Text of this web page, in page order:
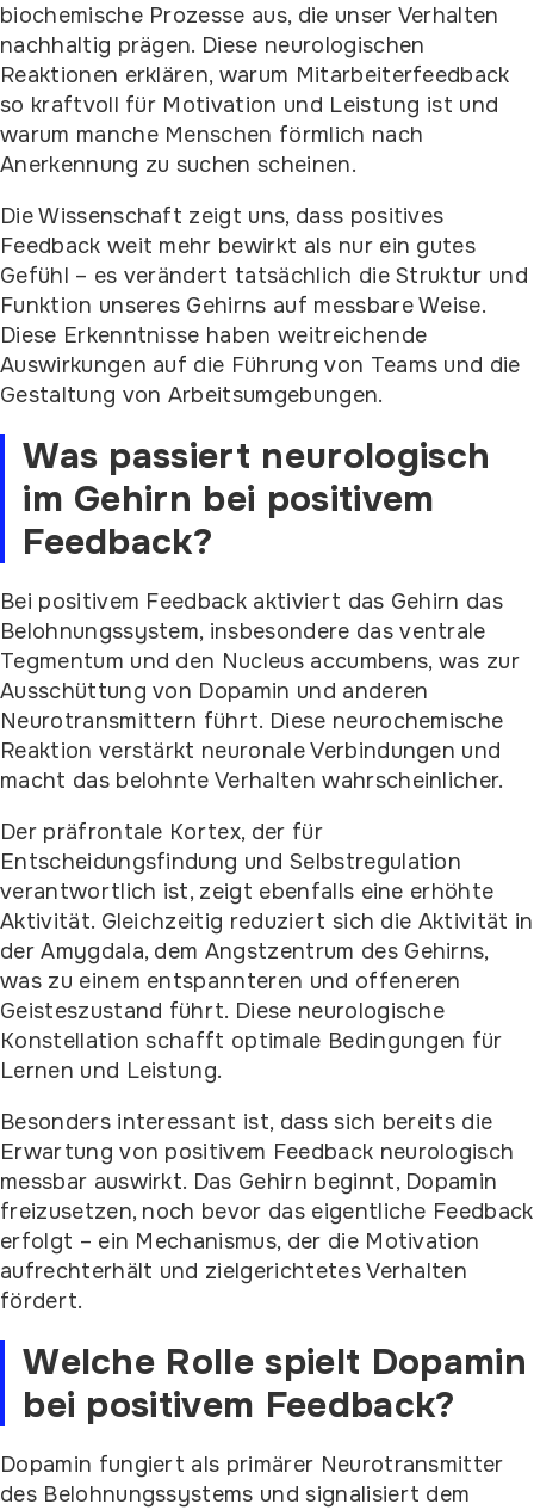
biochemische Prozesse aus, die unser Verhalten
nachhaltig prägen. Diese neurologischen
Reaktionen erklären, warum Mitarbeiterfeedback
so kraftvoll für Motivation und Leistung ist und
warum manche Menschen förmlich nach
Anerkennung zu suchen scheinen.
Die Wissenschaft zeigt uns, dass positives
Feedback weit mehr bewirkt als nur ein gutes
Gefühl – es verändert tatsächlich die Struktur und
Funktion unseres Gehirns auf messbare Weise.
Diese Erkenntnisse haben weitreichende
Auswirkungen auf die Führung von Teams und die
Gestaltung von Arbeitsumgebungen.
Was passiert neurologisch
im Gehirn bei positivem
Feedback?
Bei positivem Feedback aktiviert das Gehirn das
Belohnungssystem, insbesondere das ventrale
Tegmentum und den Nucleus accumbens, was zur
Ausschüttung von Dopamin und anderen
Neurotransmittern führt. Diese neurochemische
Reaktion verstärkt neuronale Verbindungen und
macht das belohnte Verhalten wahrscheinlicher.
Der präfrontale Kortex, der für
Entscheidungsfindung und Selbstregulation
verantwortlich ist, zeigt ebenfalls eine erhöhte
Aktivität. Gleichzeitig reduziert sich die Aktivität in
der Amygdala, dem Angstzentrum des Gehirns,
was zu einem entspannteren und offeneren
Geisteszustand führt. Diese neurologische
Konstellation schafft optimale Bedingungen für
Lernen und Leistung.
Besonders interessant ist, dass sich bereits die
Erwartung von positivem Feedback neurologisch
messbar auswirkt. Das Gehirn beginnt, Dopamin
freizusetzen, noch bevor das eigentliche Feedback
erfolgt – ein Mechanismus, der die Motivation
aufrechterhält und zielgerichtetes Verhalten
fördert.
Welche Rolle spielt Dopamin
bei positivem Feedback?
Dopamin fungiert als primärer Neurotransmitter
des Belohnungssystems und signalisiert dem